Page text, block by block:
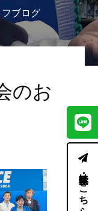
フブログ
のお
体験・見学はこちら